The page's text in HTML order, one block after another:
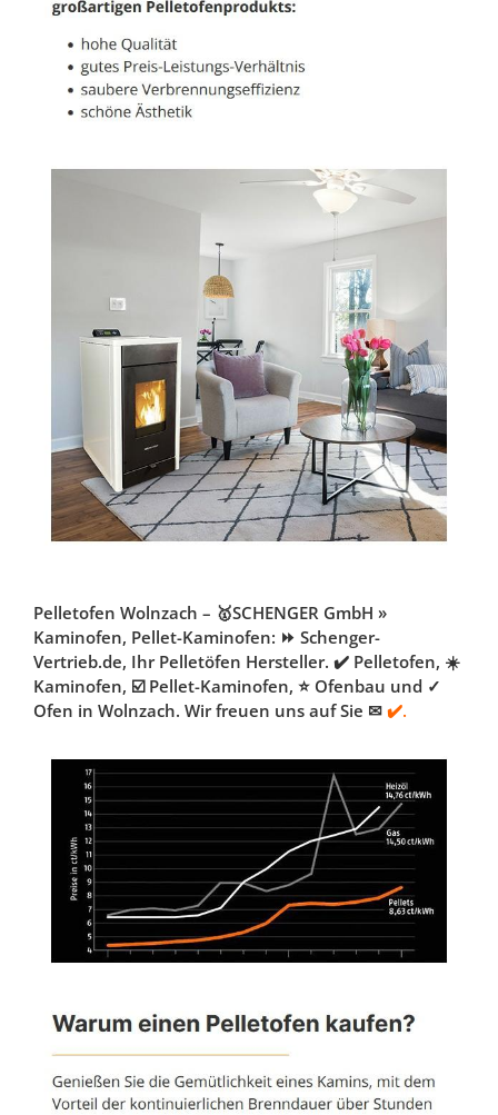
Pelletofen Wolnzach – 🥇SCHENGER GmbH »
Kaminofen, Pellet-Kaminofen: ⏩ Schenger-
Vertrieb.de, Ihr Pelletöfen Hersteller. ✔️ Pelletofen, ☀️
Kaminofen, ☑️ Pellet-Kaminofen, ⭐ Ofenbau und ✓
Ofen in Wolnzach. Wir freuen uns auf Sie ✉ ✔️.